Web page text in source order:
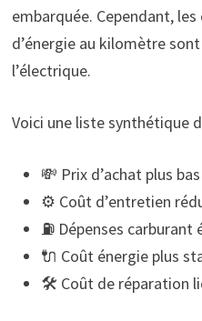
embarquée. Cependant,
d’énergie au kilomètre
l’électrique.
Voici une liste synthétique
💸 Prix d’achat plus
⚙️ Coût d’entretien
⛽ Dépenses carburant
🔌 Coût énergie plus
🛠️ Coût de réparation